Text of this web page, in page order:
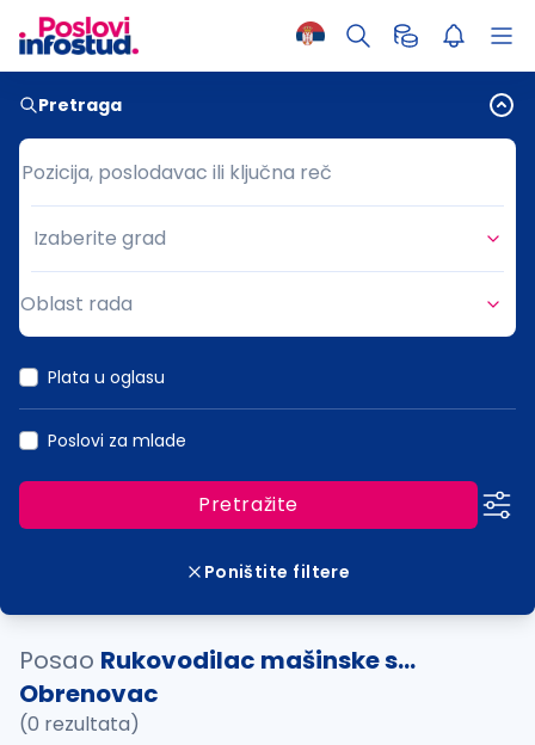
Pretraga
Pozicija, poslodavac ili ključna reč
Pozicija, poslodavac ili ključna reč
Grad
Izaberite grad
Oblast rada
Plata u oglasu
Poslovi za mlade
Pretražite
Poništite filtere
Posao Rukovodilac mašinske s...
Obrenovac
(0 rezultata)